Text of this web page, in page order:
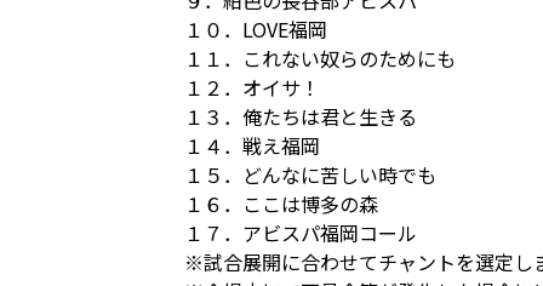
１０．LOVE福岡
１１．これない奴らのためにも
１２．オイサ！
１３．俺たちは君と生きる
１４．戦え福岡
１５．どんなに苦しい時でも
１６．ここは博多の森
１７．アビスパ福岡コール
※試合展開に合わせてチャントを選定し